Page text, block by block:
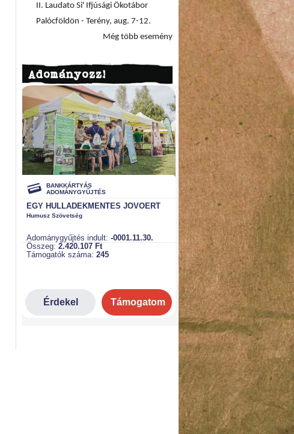
II. Laudato Si' Ifjúsági Ökotábor
Palócföldön - Terény, aug. 7-12.
Még több esemény
Adományozz!